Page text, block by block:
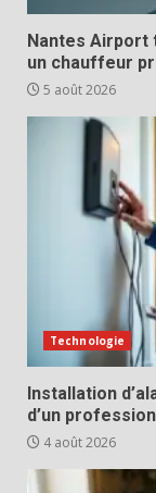
Nantes
un chauffeur
5 août 2026
Technologie
Installation
d’un
4 août 2026